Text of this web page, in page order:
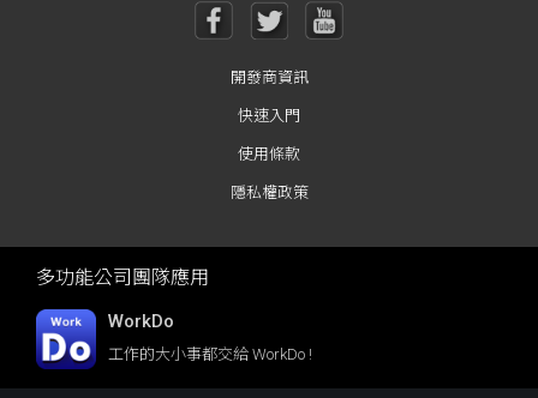
開發商資訊
快速入門
使用條款
隱私權政策
多功能公司團隊應用
WorkDo
工作的大小事都交給 WorkDo !